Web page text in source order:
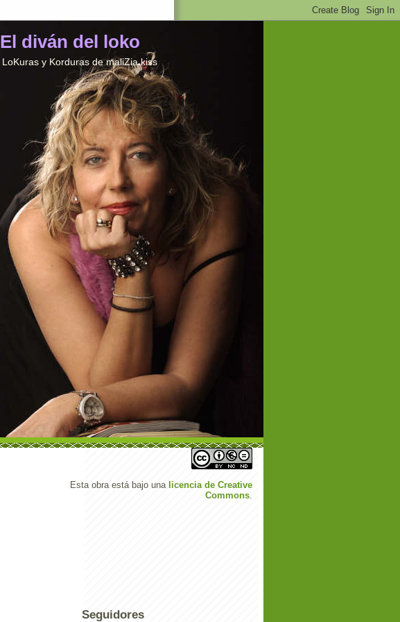
El diván del loko
LoKuras y Korduras de maliZia kiss
Esta obra está bajo una licencia de Creative
Commons.
Seguidores